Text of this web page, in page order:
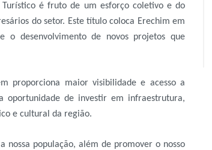
é fruto de um esforço coletivo e do
do setor. Este título coloca Erechim em
desenvolvimento de novos projetos que
proporciona maior visibilidade e acesso a
oportunidade de investir em infraestrutura,
e cultural da região.
população, além de promover o nosso